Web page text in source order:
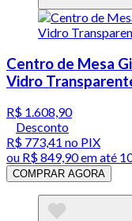
Centro de Mesa
Vidro
R$ 1.608,90
Desconto
R$ 773,41 no PIX
ou R$ 849,90em até
COMPRAR AGORA